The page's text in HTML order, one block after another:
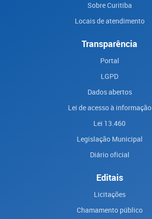
Sobre Curitiba
Locais de atendimento
Transparência
Portal
LGPD
Dados abertos
Lei de acesso à informação
Lei 13.460
Legislação Municipal
Diário oficial
Editais
Licitações
Chamamento público